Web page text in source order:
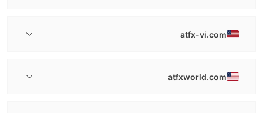
atfx-vi.com
atfxworld.com